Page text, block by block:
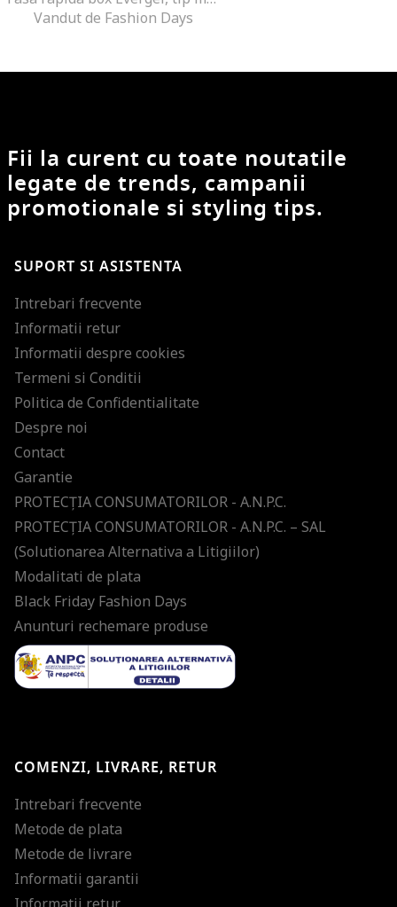
Vandut de Fashion Days
Fii la curent cu toate noutatile
legate de trends, campanii
promotionale si styling tips.
SUPORT SI ASISTENTA
Intrebari frecvente
Informatii retur
Informatii despre cookies
Termeni si Conditii
Politica de Confidentialitate
Despre noi
Contact
Garantie
PROTECŢIA CONSUMATORILOR - A.N.P.C.
PROTECŢIA CONSUMATORILOR - A.N.P.C. – SAL
(Solutionarea Alternativa a Litigiilor)
Modalitati de plata
Black Friday Fashion Days
Anunturi rechemare produse
COMENZI, LIVRARE, RETUR
Intrebari frecvente
Metode de plata
Metode de livrare
Informatii garantii